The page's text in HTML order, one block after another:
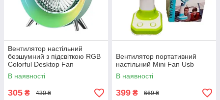
Вентилятор настільний
безшумний з підсвіткою RGB
Colorful Desktop Fan
В наявності
305 ₴ 430 ₴
Вентилятор портативний
настільний Mini Fan Usb
В наявності
399 ₴ 669 ₴